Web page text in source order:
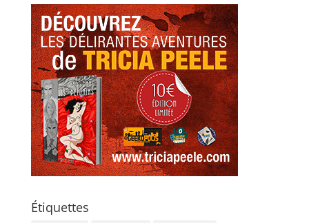
Étiquettes